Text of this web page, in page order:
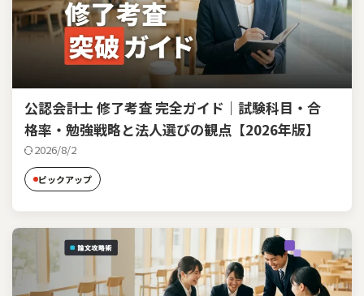
公認会計士 修了考査 完全ガイド｜試験科目・合
格率・勉強戦略と法人選びの観点【2026年版】
2026/8/2
ピックアップ